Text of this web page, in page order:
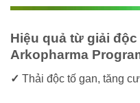
Hiệu quả từ giải
Arkopharma
✓ Thải độc tố gan, tăng